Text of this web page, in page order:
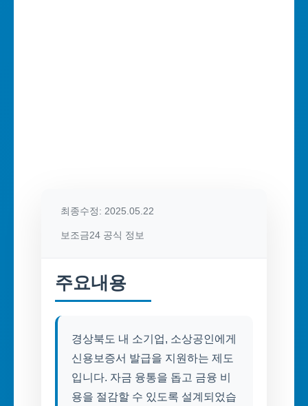
최종수정: 2025.05.22
보조금24 공식 정보
주요내용
경상북도 내 소기업, 소상공인에게
신용보증서 발급을 지원하는 제도
입니다. 자금 융통을 돕고 금융 비
용을 절감할 수 있도록 설계되었습